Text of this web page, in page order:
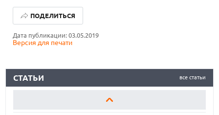
Дата публикации: 03.05.2019
Версия для печати
ПОДЕЛИТЬСЯ
все статьи
СТАТЬИ
ЛУЧШИЕ ВИДЕОРЕГИСТРАТОРЫ В 2026 ГОДУ
КАК БЕЗОПАСНО КУПИТЬ Б/У СМАРТФОН
ЛУЧШИЕ ВИДЕОРЕГИСТРАТОРЫ В 2026 ГОДУ
КАК БЕЗОПАСНО КУПИТЬ Б/У СМАРТФОН